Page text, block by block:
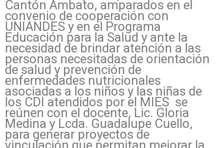
Cantón Ambato, amparados en el
convenio de cooperación con
UNIANDES y en el Programa
Educación para la Salud y ante la
necesidad de brindar atención a las
personas necesitadas de orientación
de salud y prevención de
enfermedades nutricionales
asociadas a los niños y las niñas de
los CDI atendidos por el MIES se
reúnen con el docente, Lic. Gloria
Medina y Lcda. Guadalupe Cuello,
para generar proyectos de